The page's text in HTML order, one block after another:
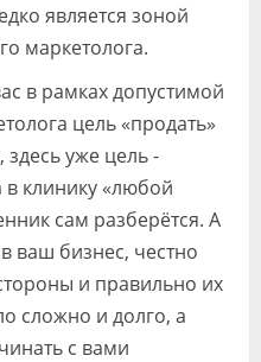
является зоной
маркетолога.
в рамках допустимой
цель «продать»
уже цель -
в клинику «любой
сам разберётся. А
ваш бизнес, честно
и правильно их
сложно и долго, а
с вами